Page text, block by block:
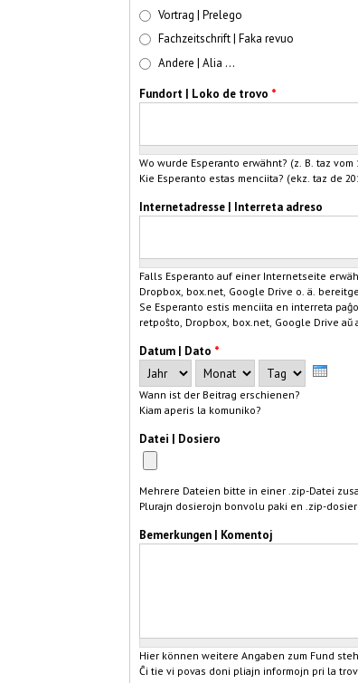
Vortrag | Prelego
Fachzeitschrift | Faka revuo
Andere | Alia ...
Fundort | Loko de trovo *
Wo wurde Esperanto erwähnt? (z. B. taz vom
Kie Esperanto estas menciita? (ekz. taz de
Internetadresse | Interreta adreso
Falls Esperanto auf einer Internetseite
Dropbox, box.net, Google Drive o. ä.
Se Esperanto estis menciita en interreta
retpoŝto, Dropbox, box.net, Google Drive aŭ
Datum | Dato *
Jahr
Monat Tag
Wann ist der Beitrag erschienen?
Kiam aperis la komuniko?
Datei | Dosiero
Mehrere Dateien bitte in einer .zip-Datei
Plurajn dosierojn bonvolu paki en .zip-
Bemerkungen | Komentoj
Hier können weitere Angaben zum Fund
Ĉi tie vi povas doni pliajn informojn pri la